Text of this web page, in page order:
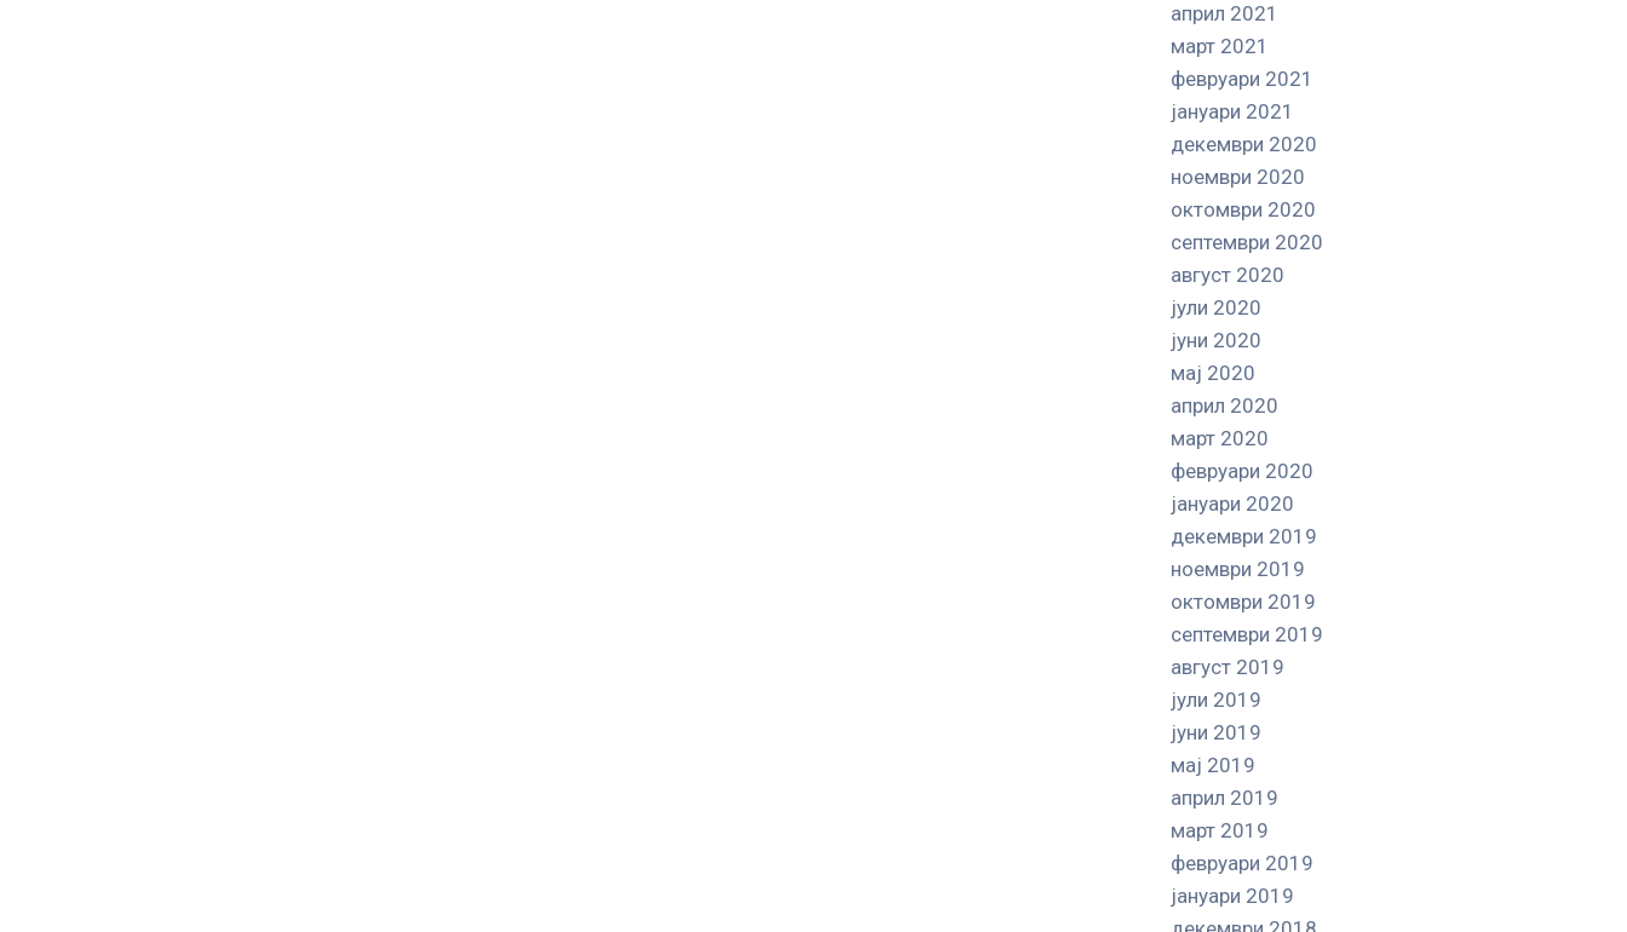
април 2021
март 2021
февруари 2021
јануари 2021
декември 2020
ноември 2020
октомври 2020
септември 2020
август 2020
јули 2020
јуни 2020
мај 2020
април 2020
март 2020
февруари 2020
јануари 2020
декември 2019
ноември 2019
октомври 2019
септември 2019
август 2019
јули 2019
јуни 2019
мај 2019
април 2019
март 2019
февруари 2019
јануари 2019